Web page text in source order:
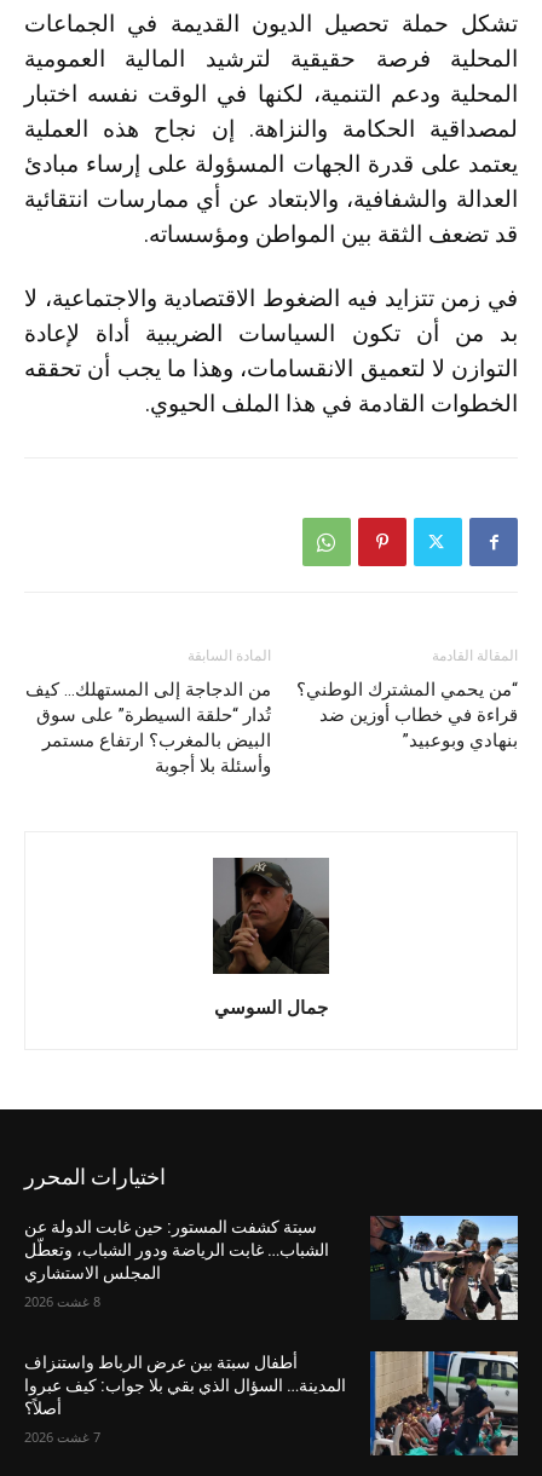
تشكل حملة تحصيل الديون القديمة في الجماعات
المحلية فرصة حقيقية لترشيد المالية العمومية
المحلية ودعم التنمية، لكنها في الوقت نفسه اختبار
لمصداقية الحكامة والنزاهة. إن نجاح هذه العملية
يعتمد على قدرة الجهات المسؤولة على إرساء مبادئ
العدالة والشفافية، والابتعاد عن أي ممارسات انتقائية
قد تضعف الثقة بين المواطن ومؤسساته.
في زمن تتزايد فيه الضغوط الاقتصادية والاجتماعية، لا
بد من أن تكون السياسات الضريبية أداة لإعادة
التوازن لا لتعميق الانقسامات، وهذا ما يجب أن تحققه
الخطوات القادمة في هذا الملف الحيوي.
المادة السابقة
من الدجاجة إلى المستهلك… كيف
تُدار “حلقة السيطرة” على سوق
البيض بالمغرب؟ ارتفاع مستمر
وأسئلة بلا أجوبة
المقالة القادمة
“من يحمي المشترك الوطني؟
قراءة في خطاب أوزين ضد
بنهادي وبوعبيد”
جمال السوسي
اختيارات المحرر
سبتة كشفت المستور: حين غابت الدولة عن
الشباب… غابت الرياضة ودور الشباب، وتعطّل
المجلس الاستشاري
8 غشت 2026
أطفال سبتة بين عرض الرباط واستنزاف
المدينة… السؤال الذي بقي بلا جواب: كيف عبروا
أصلاً؟
7 غشت 2026